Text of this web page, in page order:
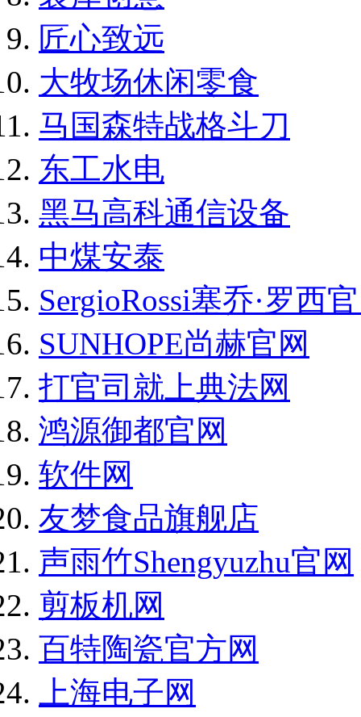
匠心致远
大牧场休闲零食
马国森特战格斗刀
东工水电
黑马高科通信设备
中煤安泰
SergioRossi塞乔·罗西
SUNHOPE尚赫官网
打官司就上典法网
鸿源御都官网
软件网
友梦食品旗舰店
声雨竹Shengyuzhu官网
剪板机网
百特陶瓷官方网
上海电子网